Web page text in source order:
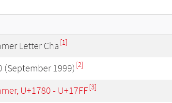
Letter Cha [1]
(September 1999) [2]
U+1780 - U+17FF[3]